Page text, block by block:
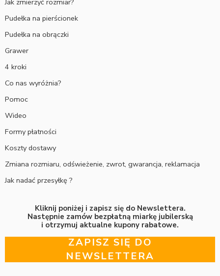
Jak zmierzyć rozmiar?
Pudełka na pierścionek
Pudełka na obrączki
Grawer
4 kroki
Co nas wyróżnia?
Pomoc
Wideo
Formy płatności
Koszty dostawy
Zmiana rozmiaru, odświeżenie, zwrot, gwarancja, reklamacja
Jak nadać przesyłkę ?
Kliknij poniżej i zapisz się do Newslettera.
Następnie zamów bezpłatną miarkę jubilerską
i otrzymuj aktualne kupony rabatowe.
ZAPISZ SIĘ DO
NEWSLETTERA